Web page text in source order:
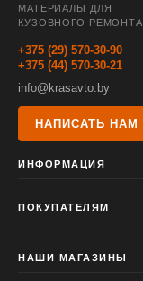
МАТЕРИАЛЫ ДЛЯ
КУЗОВНОГО РЕМОНТА
+375 (29) 570-30-90
+375 (44) 570-30-21
info@krasavto.by
НАПИСАТЬ НАМ
ИНФОРМАЦИЯ
ПОКУПАТЕЛЯМ
НАШИ МАГАЗИНЫ